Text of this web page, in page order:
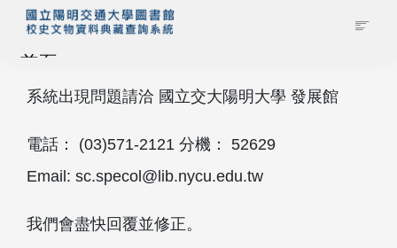
首頁
藏品查詢
藏品清單全覽
系統出現問題請洽 國立交大陽明大學 發展館
電話： (03)571‐2121 分機： 52629
Email: sc.specol@lib.nycu.edu.tw
我們會盡快回覆並修正。